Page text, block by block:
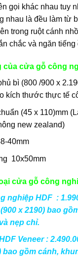
gọi khác nhau tuy
nhau là đều làm từ
trong ruột cánh
chắc và ngăn tiếng
của cửa gỗ công
bì (800 /900 x
kích thước thực tế
(45 x 110)mm
new zealand)
40mm
10x50mm
cửa gỗ công
nghiệp HDF :
x 2190) bao
nẹp chỉ.
Veneer :
bao gồm cánh,